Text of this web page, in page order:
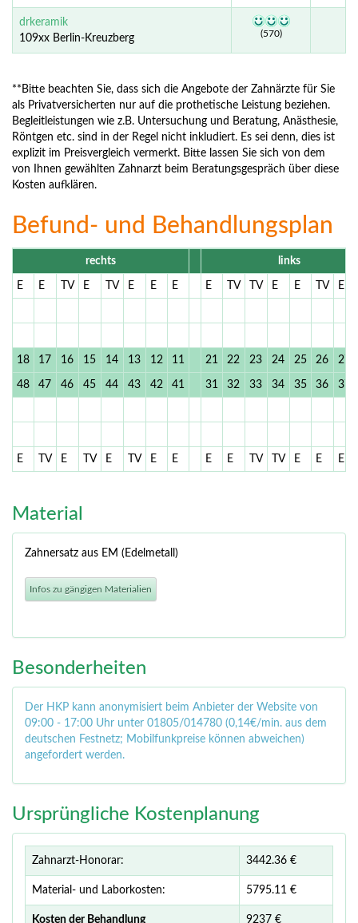
drkeramik
109xx Berlin-Kreuzberg
(570)
**Bitte beachten Sie, dass sich die Angebote der Zahnärzte für Sie
als Privatversicherten nur auf die prothetische Leistung beziehen.
Begleitleistungen wie z.B. Untersuchung und Beratung, Anästhesie,
Röntgen etc. sind in der Regel nicht inkludiert. Es sei denn, dies ist
explizit im Preisvergleich vermerkt. Bitte lassen Sie sich von dem
von Ihnen gewählten Zahnarzt beim Beratungsgespräch über diese
Kosten aufklären.
Befund- und Behandlungsplan
rechts links
E E TV E TV E E E E TV TV E E TV E
18 17 16 15 14 13 12 11 21 22 23 24 25 26 27
48 47 46 45 44 43 42 41 31 32 33 34 35 36 37
E TV E TV E TV E E E E TV TV E E E
Material
Zahnersatz aus EM (Edelmetall)
Infos zu gängigen Materialien
Besonderheiten
Der HKP kann anonymisiert beim Anbieter der Website von
09:00 - 17:00 Uhr unter 01805/014780 (0,14€/min. aus dem
deutschen Festnetz; Mobilfunkpreise können abweichen)
angefordert werden.
Ursprüngliche Kostenplanung
Zahnarzt-Honorar: 3442.36 €
Material- und Laborkosten: 5795.11 €
Kosten der Behandlung 9237 €